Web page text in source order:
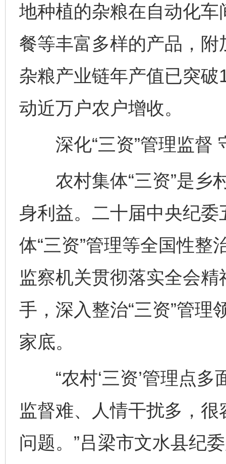
地种植的杂粮在自动化
餐等丰富多样的产品，
杂粮产业链年产值已突
动近万户农户增收。
深化“三资”管理监督
农村集体“三资”是乡
身利益。二十届中央纪
体“三资”管理等全国性整
监察机关贯彻落实全会精
手，深入整治“三资”管理
家底。
“农村‘三资’管理点多
监督难、人情干扰多，
问题。”吕梁市文水县纪